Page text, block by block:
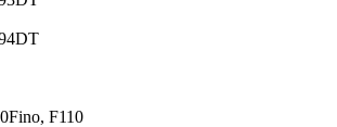
F110